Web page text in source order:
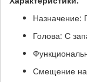
Назначение:
Голова: С
Смещение